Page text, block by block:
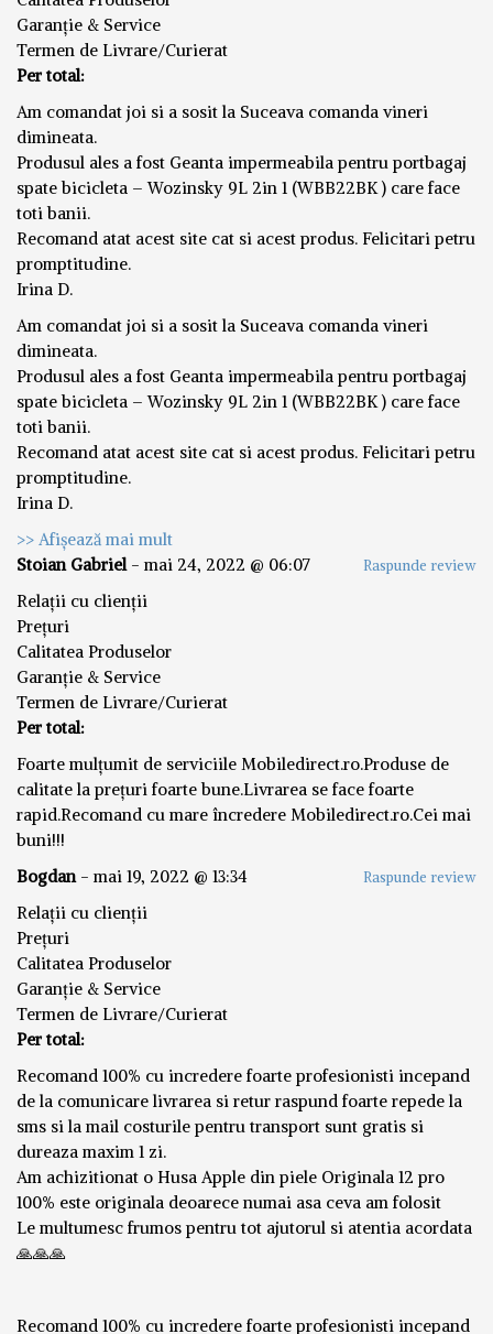
Garanție & Service
Termen de Livrare/Curierat
Per total:
Am comandat joi si a sosit la Suceava comanda vineri
dimineata.
Produsul ales a fost Geanta impermeabila pentru portbagaj
spate bicicleta – Wozinsky 9L 2in 1 (WBB22BK ) care face
toti banii.
Recomand atat acest site cat si acest produs. Felicitari petru
promptitudine.
Irina D.
Am comandat joi si a sosit la Suceava comanda vineri
dimineata.
Produsul ales a fost Geanta impermeabila pentru portbagaj
spate bicicleta – Wozinsky 9L 2in 1 (WBB22BK ) care face
toti banii.
Recomand atat acest site cat si acest produs. Felicitari petru
promptitudine.
Irina D.
>> Afișează mai mult
Stoian Gabriel - mai 24, 2022 @ 06:07 Raspunde review
Relații cu clienții
Prețuri
Calitatea Produselor
Garanție & Service
Termen de Livrare/Curierat
Per total:
Foarte mulțumit de serviciile Mobiledirect.ro.Produse de
calitate la prețuri foarte bune.Livrarea se face foarte
rapid.Recomand cu mare încredere Mobiledirect.ro.Cei mai
buni!!!
Bogdan - mai 19, 2022 @ 13:34 Raspunde review
Relații cu clienții
Prețuri
Calitatea Produselor
Garanție & Service
Termen de Livrare/Curierat
Per total:
Recomand 100% cu incredere foarte profesionisti incepand
de la comunicare livrarea si retur raspund foarte repede la
sms si la mail costurile pentru transport sunt gratis si
dureaza maxim 1 zi.
Am achizitionat o Husa Apple din piele Originala 12 pro
100% este originala deoarece numai asa ceva am folosit
Le multumesc frumos pentru tot ajutorul si atentia acordata
🙏🙏🙏
Recomand 100% cu incredere foarte profesionisti incepand